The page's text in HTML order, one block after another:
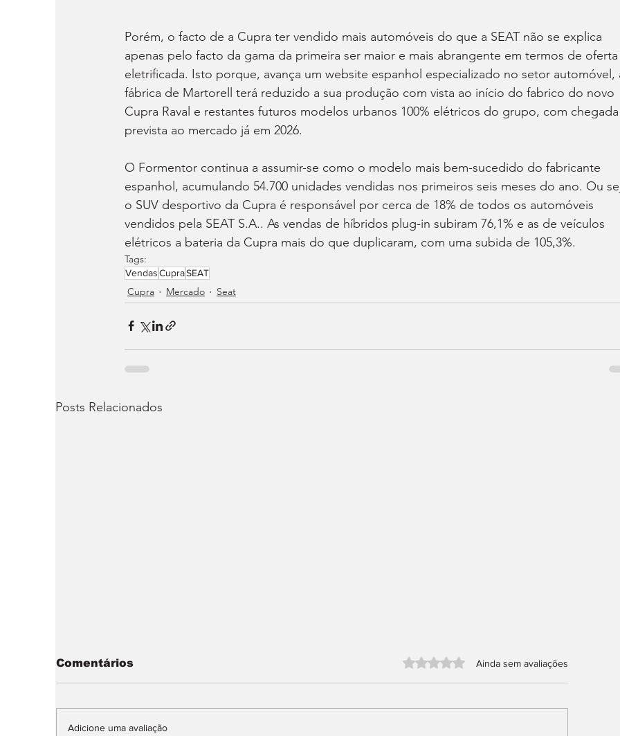
Porém, o facto de a Cupra ter vendido mais automóveis do que a SEAT não se explica
apenas pelo facto da gama da primeira ser maior e mais abrangente em termos de
eletrificada. Isto porque, avança um website espanhol especializado no setor
fábrica de Martorell terá reduzido a sua produção com vista ao início do fabrico do novo
Cupra Raval e restantes futuros modelos urbanos 100% elétricos do grupo, com
prevista ao mercado já em 2026.
O Formentor continua a assumir-se como o modelo mais bem-sucedido do fabricante
espanhol, acumulando 54.700 unidades vendidas nos primeiros seis meses do ano. Ou
o SUV desportivo da Cupra é responsável por cerca de 18% de todos os automóveis
vendidos pela SEAT S.A.. As vendas de híbridos plug-in subiram 76,1% e as de veículos
elétricos a bateria da Cupra mais do que duplicaram, com uma subida de 105,3%.
Tags:
VendasCupraSEAT
Cupra Mercado Seat
Posts Relacionados
Comentários Avaliado com 0 de 5 estrelas.
Ainda sem avaliações
Adicione uma avaliação